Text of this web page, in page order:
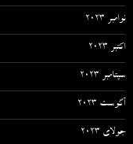
نوامبر 2023
اکتبر 2023
سپتامبر 2023
آگوست 2023
جولای 2023